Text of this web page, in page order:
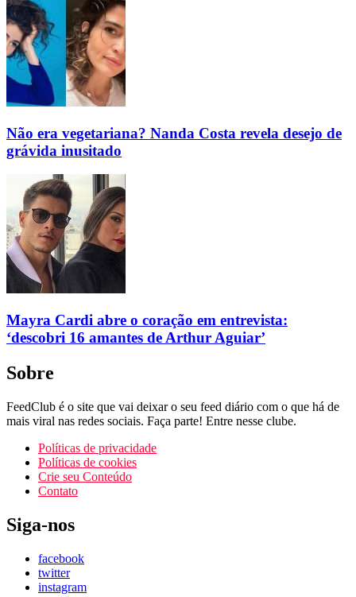
Não era vegetariana? Nanda Costa revela desejo de
grávida inusitado
Mayra Cardi abre o coração em entrevista:
‘descobri 16 amantes de Arthur Aguiar’
Sobre
FeedClub é o site que vai deixar o seu feed diário com o que há de
mais viral nas redes sociais. Faça parte! Entre nesse clube.
Políticas de privacidade
Políticas de cookies
Crie seu Conteúdo
Contato
Siga-nos
facebook
twitter
instagram